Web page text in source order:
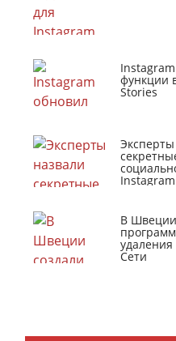
функции
Stories
Instagram
В Швеции
удаления
Сети